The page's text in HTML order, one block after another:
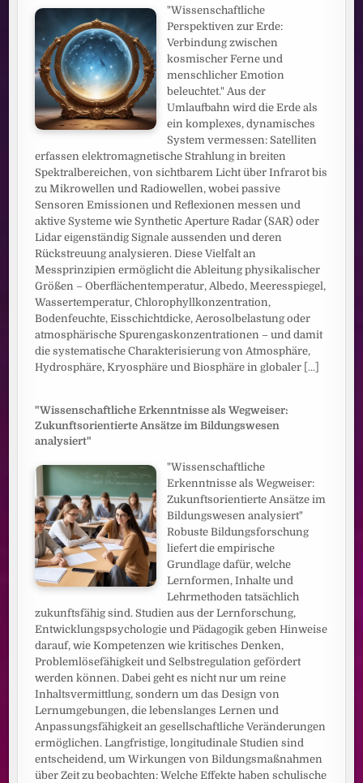
"Wissenschaftliche
Perspektiven zur Erde:
Verbindung zwischen
kosmischer Ferne und
menschlicher Emotion
beleuchtet." Aus der
Umlaufbahn wird die Erde als
ein komplexes, dynamisches
System vermessen: Satelliten
erfassen elektromagnetische Strahlung in breiten
Spektralbereichen, von sichtbarem Licht über Infrarot bis
zu Mikrowellen und Radiowellen, wobei passive
Sensoren Emissionen und Reflexionen messen und
aktive Systeme wie Synthetic Aperture Radar (SAR) oder
Lidar eigenständig Signale aussenden und deren
Rückstreuung analysieren. Diese Vielfalt an
Messprinzipien ermöglicht die Ableitung physikalischer
Größen – Oberflächentemperatur, Albedo, Meeresspiegel,
Wassertemperatur, Chlorophyllkonzentration,
Bodenfeuchte, Eisschichtdicke, Aerosolbelastung oder
atmosphärische Spurengaskonzentrationen – und damit
die systematische Charakterisierung von Atmosphäre,
Hydrosphäre, Kryosphäre und Biosphäre in globaler [...]
"Wissenschaftliche Erkenntnisse als Wegweiser:
Zukunftsorientierte Ansätze im Bildungswesen
analysiert"
"Wissenschaftliche
Erkenntnisse als Wegweiser:
Zukunftsorientierte Ansätze im
Bildungswesen analysiert"
Robuste Bildungsforschung
liefert die empirische
Grundlage dafür, welche
Lernformen, Inhalte und
Lehrmethoden tatsächlich
zukunftsfähig sind. Studien aus der Lernforschung,
Entwicklungspsychologie und Pädagogik geben Hinweise
darauf, wie Kompetenzen wie kritisches Denken,
Problemlösefähigkeit und Selbstregulation gefördert
werden können. Dabei geht es nicht nur um reine
Inhaltsvermittlung, sondern um das Design von
Lernumgebungen, die lebenslanges Lernen und
Anpassungsfähigkeit an gesellschaftliche Veränderungen
ermöglichen. Langfristige, longitudinale Studien sind
entscheidend, um Wirkungen von Bildungsmaßnahmen
über Zeit zu beobachten: Welche Effekte haben schulische